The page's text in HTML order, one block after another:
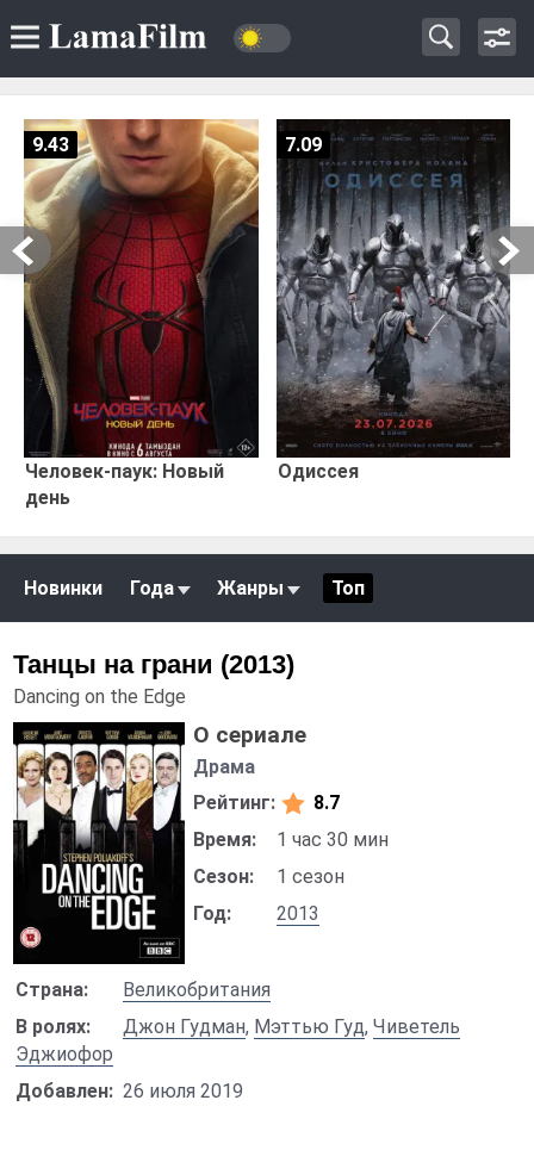
Человек-паук: Новый
день
9.43
Одиссея
7.09
Новинки Года Жанры Топ
Танцы на грани (2013)
Dancing on the Edge
О сериале
Драма
Рейтинг:
8.7
Время:
1 час 30 мин
Сезон:
1 сезон
Год:
2013
Страна:
Великобритания
В ролях:
Джон Гудман, Мэттью Гуд,Чиветель
Эджиофор
Добавлен: 26 июля 2019